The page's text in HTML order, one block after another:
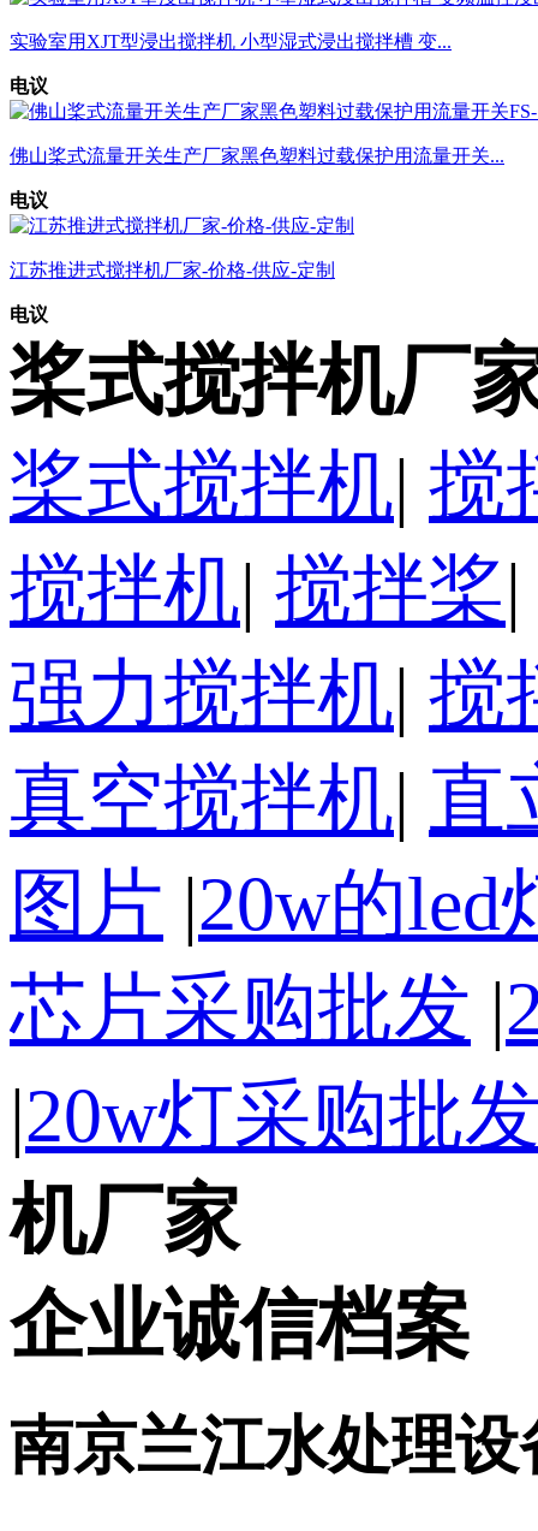
实验室用XJT型浸出搅拌机 小型湿式浸出搅拌槽 变...
电议
佛山桨式流量开关生产厂家黑色塑料过载保护用流量开关...
电议
江苏推进式搅拌机厂家-价格-供应-定制
电议
桨式搅拌机厂
桨式搅拌机| 搅
搅拌机| 搅拌桨
强力搅拌机| 搅
真空搅拌机| 直
图片 |20w的led
芯片采购批发 |
|20w灯采购批
机厂家
企业诚信档案
南京兰江水处理